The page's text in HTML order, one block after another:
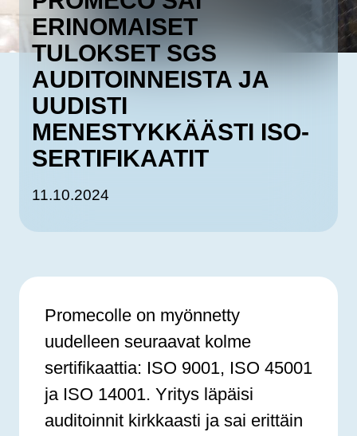
ERINOMAISET
TULOKSET SGS
AUDITOINNEISTA JA
UUDISTI
MENESTYKKÄÄSTI ISO-
SERTIFIKAATIT
11.10.2024
Promecolle on myönnetty
uudelleen seuraavat kolme
sertifikaattia: ISO 9001, ISO 45001
ja ISO 14001. Yritys läpäisi
auditoinnit kirkkaasti ja sai erittäin